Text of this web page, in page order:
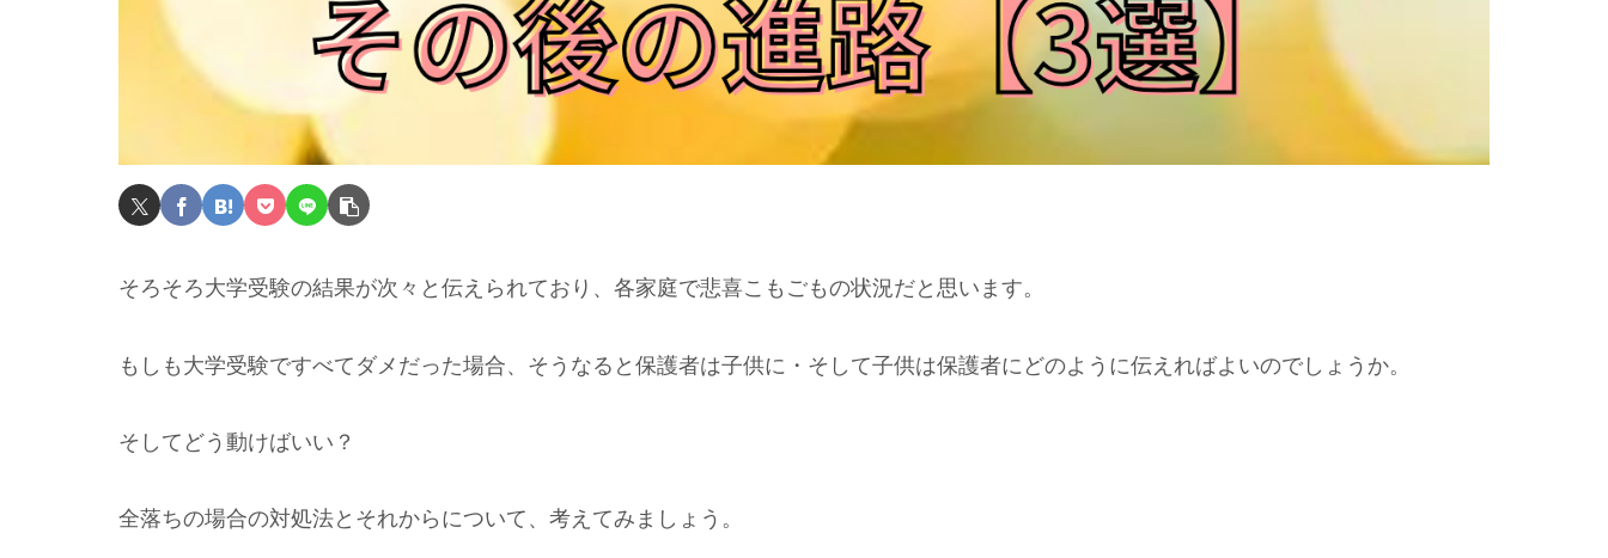
そろそろ大学受験の結果が次々と伝えられており、各家庭で悲喜こもごもの状況だと思います。
もしも大学受験ですべてダメだった場合、そうなると保護者は子供に・そして子供は保護者にどのように伝えればよいのでしょうか。
そしてどう動けばいい？
全落ちの場合の対処法とそれからについて、考えてみましょう。